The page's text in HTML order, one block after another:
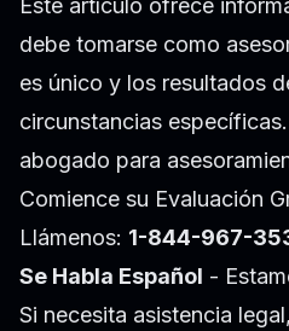
Este artículo ofrece
debe tomarse como
es único y los resultados
circunstancias
abogado para
Comience su Evaluación
Llámenos: 1-844-967-
Se Habla Español -
Si necesita asistencia